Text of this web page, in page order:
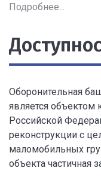
Подробнее...
Оборонительная
является объектом
Российской
реконструкции с
маломобильных
объекта частичная